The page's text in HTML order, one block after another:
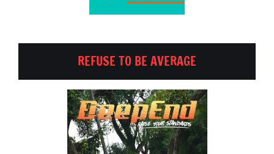
REFUSE TO BE AVERAGE